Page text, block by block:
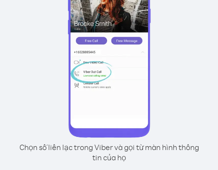
Chọn số liên lạc trong Viber và gọi từ màn hình thông
tin của họ